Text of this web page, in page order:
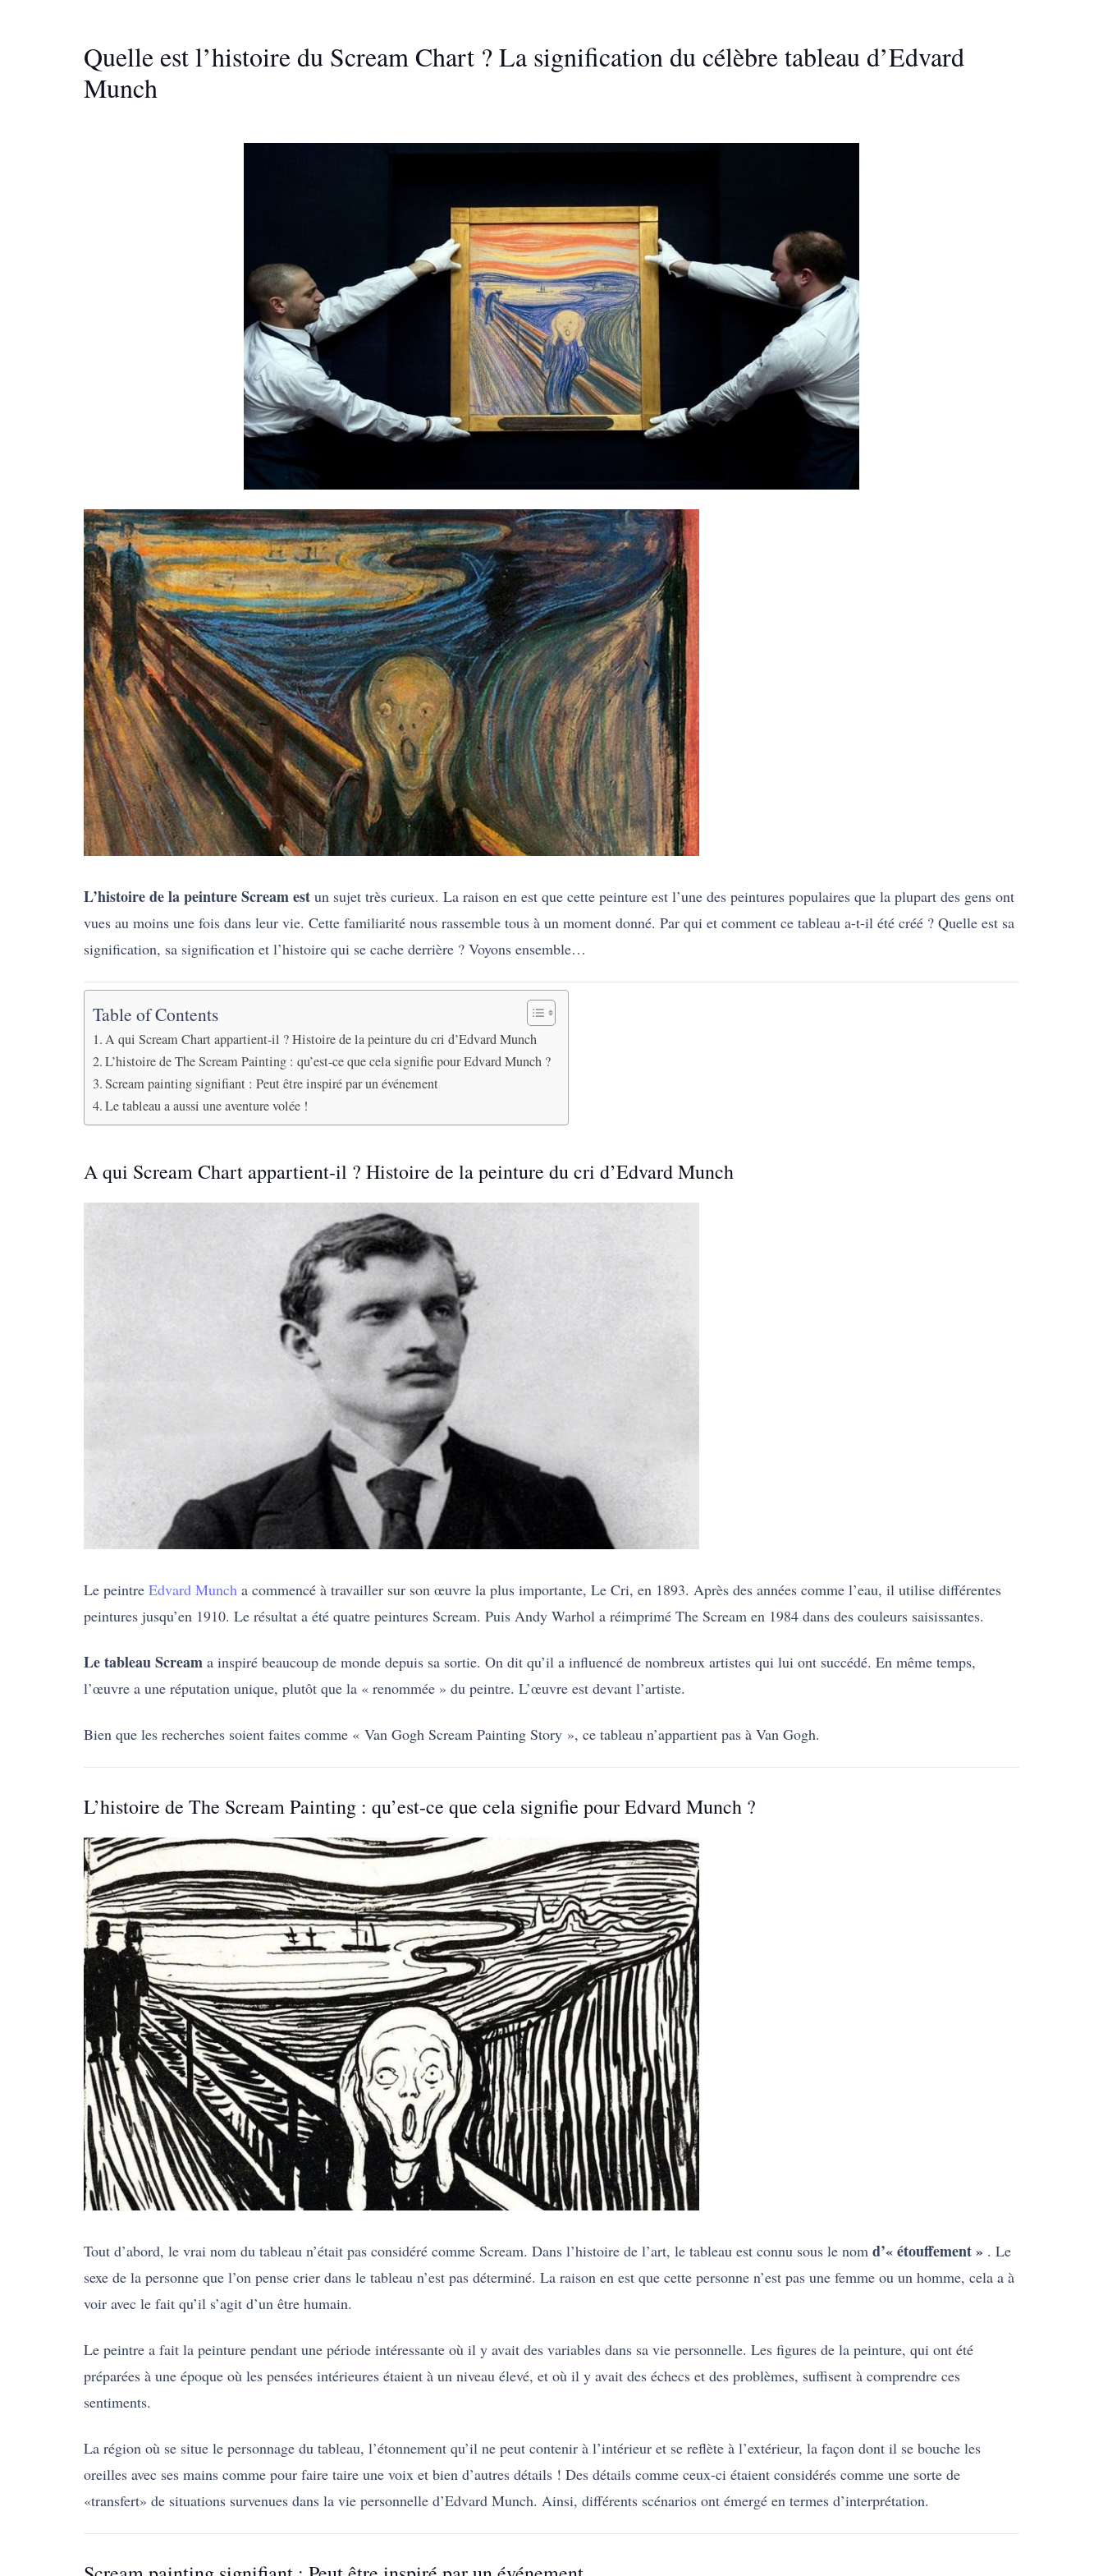
Quelle est l’histoire du Scream Chart ? La signification du célèbre tableau d’Edvard
Munch
L’histoire de la peinture Scream est un sujet très curieux. La raison en est que cette peinture est l’une des peintures populaires que la plupart des gens ont
vues au moins une fois dans leur vie. Cette familiarité nous rassemble tous à un moment donné. Par qui et comment ce tableau a-t-il été créé ? Quelle est sa
signification, sa signification et l’histoire qui se cache derrière ? Voyons ensemble…
Table of Contents
A qui Scream Chart appartient-il ? Histoire de la peinture du cri d’Edvard Munch
L’histoire de The Scream Painting : qu’est-ce que cela signifie pour Edvard Munch ?
Scream painting signifiant : Peut être inspiré par un événement
Le tableau a aussi une aventure volée !
A qui Scream Chart appartient-il ? Histoire de la peinture du cri d’Edvard Munch
Le peintre Edvard Munch a commencé à travailler sur son œuvre la plus importante, Le Cri, en 1893. Après des années comme l’eau, il utilise différentes
peintures jusqu’en 1910. Le résultat a été quatre peintures Scream. Puis Andy Warhol a réimprimé The Scream en 1984 dans des couleurs saisissantes.
Le tableau Scream a inspiré beaucoup de monde depuis sa sortie. On dit qu’il a influencé de nombreux artistes qui lui ont succédé. En même temps,
l’œuvre a une réputation unique, plutôt que la « renommée » du peintre. L’œuvre est devant l’artiste.
Bien que les recherches soient faites comme « Van Gogh Scream Painting Story », ce tableau n’appartient pas à Van Gogh.
L’histoire de The Scream Painting : qu’est-ce que cela signifie pour Edvard Munch ?
Tout d’abord, le vrai nom du tableau n’était pas considéré comme Scream. Dans l’histoire de l’art, le tableau est connu sous le nom d’« étouffement » . Le
sexe de la personne que l’on pense crier dans le tableau n’est pas déterminé. La raison en est que cette personne n’est pas une femme ou un homme, cela a à
voir avec le fait qu’il s’agit d’un être humain.
Le peintre a fait la peinture pendant une période intéressante où il y avait des variables dans sa vie personnelle. Les figures de la peinture, qui ont été
préparées à une époque où les pensées intérieures étaient à un niveau élevé, et où il y avait des échecs et des problèmes, suffisent à comprendre ces
sentiments.
La région où se situe le personnage du tableau, l’étonnement qu’il ne peut contenir à l’intérieur et se reflète à l’extérieur, la façon dont il se bouche les
oreilles avec ses mains comme pour faire taire une voix et bien d’autres détails ! Des détails comme ceux-ci étaient considérés comme une sorte de
«transfert» de situations survenues dans la vie personnelle d’Edvard Munch. Ainsi, différents scénarios ont émergé en termes d’interprétation.